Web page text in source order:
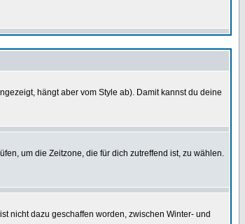
hängt aber vom Style ab). Damit kannst du deine
um die Zeitzone, die für dich zutreffend ist, zu wählen.
nicht dazu geschaffen worden, zwischen Winter- und